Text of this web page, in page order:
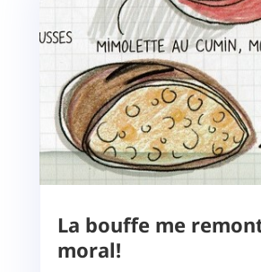
La bouffe me
moral!